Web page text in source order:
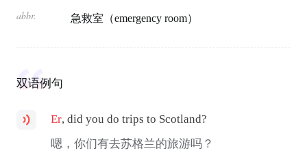
abbr. 急救室（emergency room）
双语例句
Er, did you do trips to Scotland?
嗯，你们有去苏格兰的旅游吗？